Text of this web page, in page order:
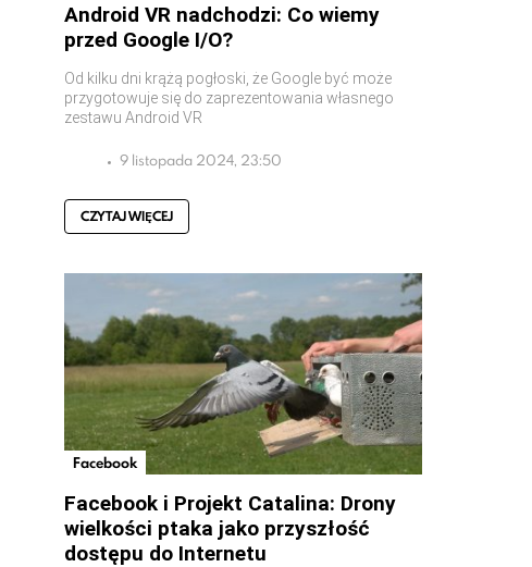
Android VR nadchodzi: Co wiemy
przed Google I/O?
Od kilku dni krążą pogłoski, że Google być może
przygotowuje się do zaprezentowania własnego
zestawu Android VR
9 listopada 2024, 23:50
CZYTAJ WIĘCEJ
Facebook
Facebook i Projekt Catalina: Drony
wielkości ptaka jako przyszłość
dostępu do Internetu